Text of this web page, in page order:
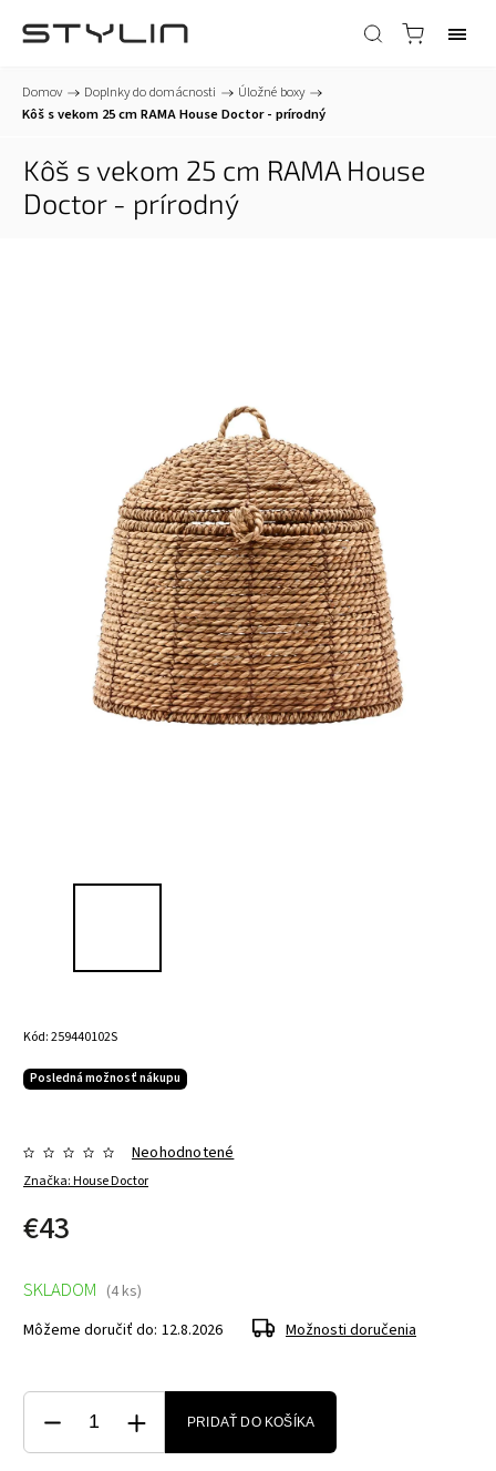
Domov / Doplnky do domácnosti / Úložné boxy /
Kôš s vekom 25 cm RAMA House Doctor - prírodný
Kôš s vekom 25 cm RAMA House
Doctor - prírodný
Kód:259440102S
Posledná možnosť nákupu
Značka:House Doctor
Neohodnotené
€43
SKLADOM (4 ks)
Môžeme doručiť do: 12.8.2026 Možnosti doručenia
PRIDAŤ DO KOŠÍKA